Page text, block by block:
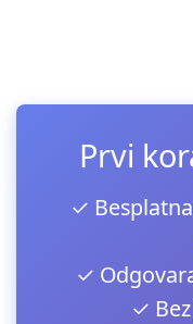
Prvi
✓
✓
✓